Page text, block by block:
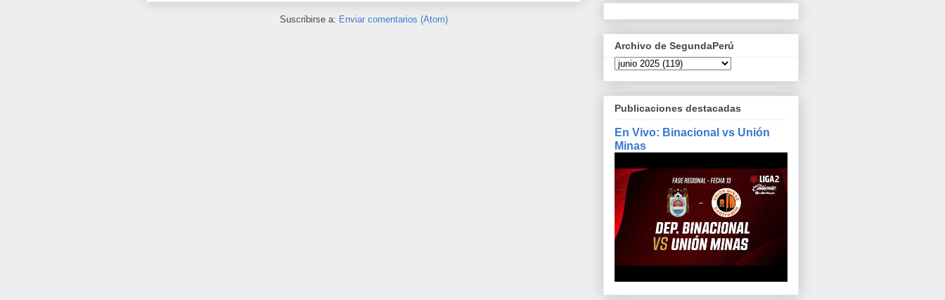
Suscribirse a: Enviar comentarios (Atom)
Archivo de SegundaPerú
Publicaciones destacadas
En Vivo: Binacional vs Unión
Minas